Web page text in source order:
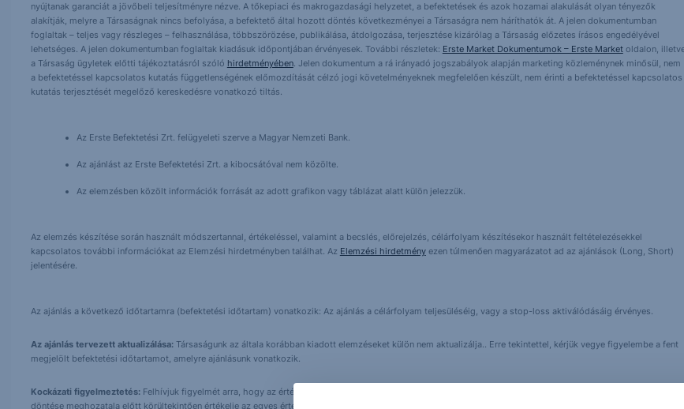
nyújtanak garanciát a jövőbeli teljesítményre nézve. A tőkepiaci és makrogazdasági helyzetet, a befektetések és azok hozamai alakulását olyan tényezők
alakítják, melyre a Társaságnak nincs befolyása, a befektető által hozott döntés következményei a Társaságra nem háríthatók át. A jelen dokumentumban
foglaltak – teljes vagy részleges – felhasználása, többszörözése, publikálása, átdolgozása, terjesztése kizárólag a Társaság előzetes írásos engedélyével
lehetséges. A jelen dokumentumban foglaltak kiadásuk időpontjában érvényesek. További részletek: Erste Market Dokumentumok – Erste Marketoldalon,
a Társaság ügyletek előtti tájékoztatásról szóló hirdetményében. Jelen dokumentum a rá irányadó jogszabályok alapján marketing közleménynek minősül, nem
a befektetéssel kapcsolatos kutatás függetlenségének előmozdítását célzó jogi követelményeknek megfelelően készült, nem érinti a befektetéssel kapcsolatos
kutatás terjesztését megelőző kereskedésre vonatkozó tiltás.
Az Erste Befektetési Zrt. felügyeleti szerve a Magyar Nemzeti Bank.
Az ajánlást az Erste Befektetési Zrt. a kibocsátóval nem közölte.
Az elemzésben közölt információk forrását az adott grafikon vagy táblázat alatt külön jelezzük.
Az elemzés készítése során használt módszertannal, értékeléssel, valamint a becslés, előrejelzés, célárfolyam készítésekor használt feltételezésekkel
kapcsolatos további információkat az Elemzési hirdetményben találhat. Az Elemzési hirdetményezen túlmenően magyarázatot ad az ajánlások (Long, Short)
jelentésére.
Az ajánlás a következő időtartamra (befektetési időtartam) vonatkozik: Az ajánlás a célárfolyam teljesüléséig, vagy a stop-loss aktiválódásáig érvényes.
Az ajánlás tervezett aktualizálása:Társaságunk az általa korábban kiadott elemzéseket külön nem aktualizálja.. Erre tekintettel, kérjük vegye figyelembe a fent
megjelölt befektetési időtartamot, amelyre ajánlásunk vonatkozik.
Kockázati figyelmeztetés:Felhívjuk figyelmét arra, hogy az értékpapírokba történő befektetés különböző kockázatokat hordoz magában, ezért befektetési
döntése meghozatala előtt körültekintően értékelje az egyes értékpapírok termékparamétereit! Társaságunknál elérhető termékekről részletes tájékoztatás –